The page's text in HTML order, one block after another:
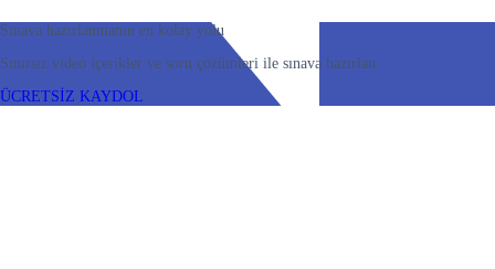
Sınava hazırlanmanın en kolay yolu
Sınırsız video içerikler ve soru çözümleri ile sınava hazırlan
ÜCRETSİZ KAYDOL